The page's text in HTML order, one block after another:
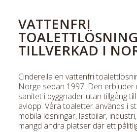
VATTENFRI
TOALETTLÖSNING
TILLVERKAD I
Cinderella en vattenfri
Norge sedan 1997. Den erbjuder
sanitet i byggnader utan tillgång
avlopp. Våra toaletter används i
mobila lösningar, lastbilar,
mängd andra platser där ett